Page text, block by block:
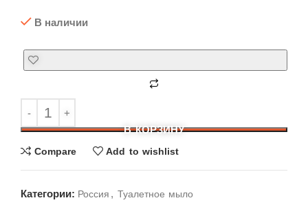
В наличии
В КОРЗИНУ
Compare Add to wishlist
Категории: Россия , Туалетное мыло